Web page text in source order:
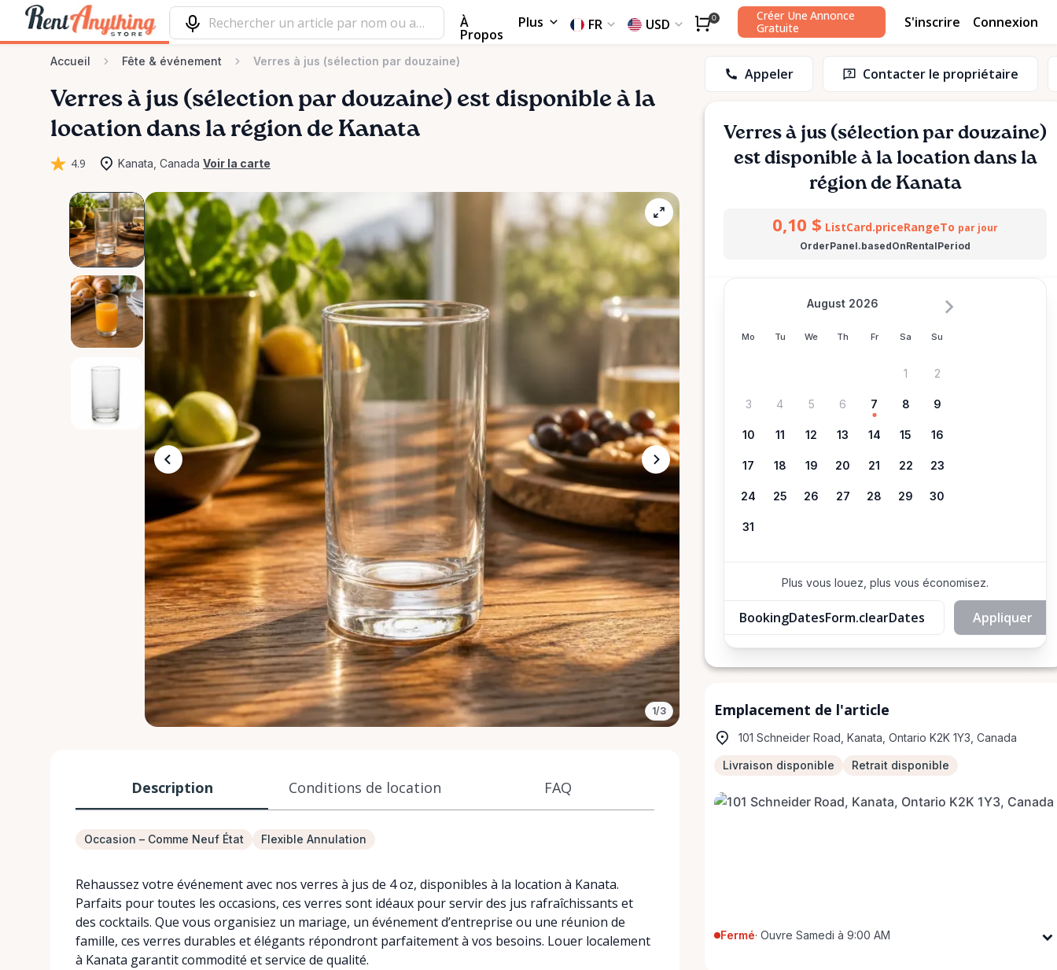
À
Propos
Plus FR USD 0
Créer Une Annonce
Gratuite
S'inscrire Connexion
Accueil Fête & événement Verres à jus (sélection par douzaine)
Verres à jus (sélection par douzaine) est disponible à la
location dans la région de Kanata
4.9 Kanata, Canada Voir la carte
1/3
Description Conditions de location FAQ
Occasion – Comme Neuf État Flexible Annulation
Rehaussez votre événement avec nos verres à jus de 4 oz, disponibles à la location à Kanata.
Parfaits pour toutes les occasions, ces verres sont idéaux pour servir des jus rafraîchissants et
des cocktails. Que vous organisiez un mariage, un événement d’entreprise ou une réunion de
famille, ces verres durables et élégants répondront parfaitement à vos besoins. Louer localement
à Kanata garantit commodité et service de qualité.
Appeler Contacter le propriétaire
Verres à jus (sélection par douzaine)
est disponible à la location dans la
région de Kanata
0,10 $ ListCard.priceRangeTo par jour
OrderPanel.basedOnRentalPeriod
Mo Tu We Th Fr Sa Su
August 2026
1 2
3 4 5 6 7 8 9
10 11 12 13 14 15 16
17 18 19 20 21 22 23
24 25 26 27 28 29 30
31
Plus vous louez, plus vous économisez.
BookingDatesForm.clearDates Appliquer
Emplacement de l'article
101 Schneider Road, Kanata, Ontario K2K 1Y3, Canada
Livraison disponible Retrait disponible
Fermé· Ouvre Samedi à 9:00 AM